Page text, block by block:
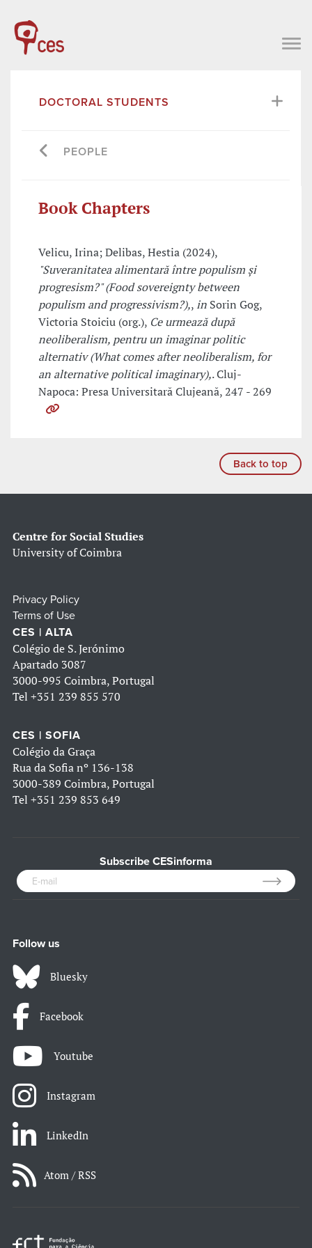
DOCTORAL STUDENTS
PEOPLE
Book Chapters
Velicu, Irina; Delibas, Hestia (2024),
"Suveranitatea alimentară între populism și
progresism?" (Food sovereignty between
populism and progressivism?),,in Sorin Gog,
Victoria Stoiciu (org.), Ce urmează după
neoliberalism, pentru un imaginar politic
alternativ (What comes after neoliberalism, for
an alternative political imaginary),. Cluj-
Napoca: Presa Universitară Clujeană, 247 - 269
Back to top
Centre for Social Studies
University of Coimbra
Privacy Policy
Terms of Use
CES | ALTA
Colégio de S. Jerónimo
Apartado 3087
3000-995 Coimbra, Portugal
Tel +351 239 855 570
CES | SOFIA
Colégio da Graça
Rua da Sofia nº 136-138
3000-389 Coimbra, Portugal
Tel +351 239 853 649
Subscribe CESinforma
Follow us
Bluesky
Facebook
Youtube
Instagram
LinkedIn
Atom / RSS